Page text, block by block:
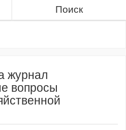
Поиск
журнал
вопросы